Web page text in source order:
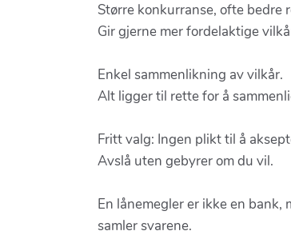
Større konkurranse, ofte bedre
Gir gjerne mer fordelaktige
Enkel sammenlikning av vilkår.
Alt ligger til rette for å
Fritt valg: Ingen plikt til å
Avslå uten gebyrer om du vil.
En lånemegler er ikke en
samler svarene.